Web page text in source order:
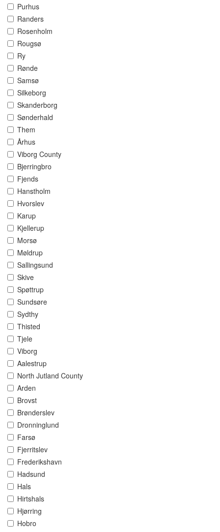
Purhus
Randers
Rosenholm
Rougsø
Ry
Rønde
Samsø
Silkeborg
Skanderborg
Sønderhald
Them
Århus
Viborg County
Bjerringbro
Fjends
Hanstholm
Hvorslev
Karup
Kjellerup
Morsø
Møldrup
Sallingsund
Skive
Spøttrup
Sundsøre
Sydthy
Thisted
Tjele
Viborg
Aalestrup
North Jutland County
Arden
Brovst
Brønderslev
Dronninglund
Farsø
Fjerritslev
Frederikshavn
Hadsund
Hals
Hirtshals
Hjørring
Hobro